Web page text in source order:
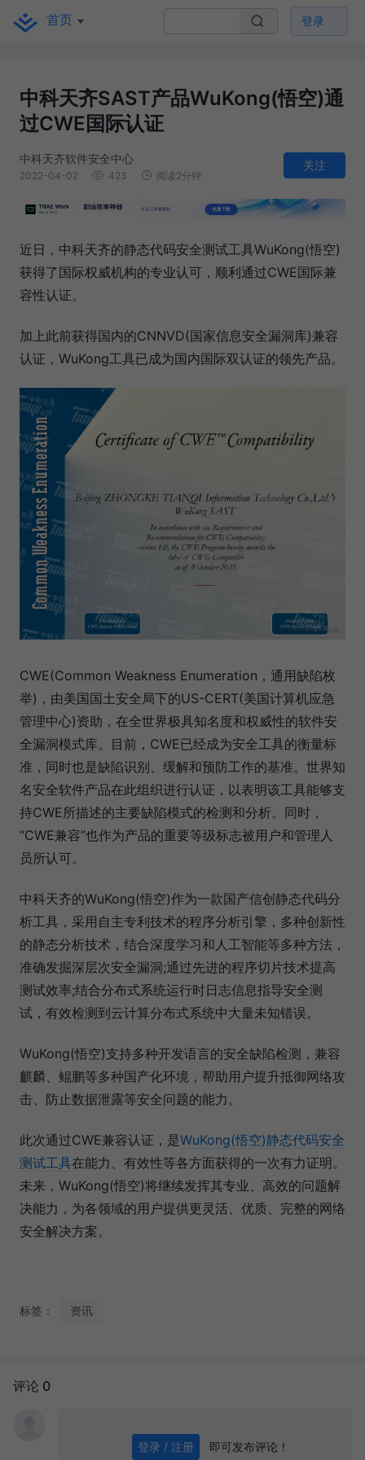
首页 登录
中科天齐SAST产品WuKong(悟空)通
过CWE国际认证
中科天齐软件安全中心
2022-04-02 423 阅读2分钟
关注
近日，中科天齐的静态代码安全测试工具WuKong(悟空)
获得了国际权威机构的专业认可，顺利通过CWE国际兼
容性认证。
加上此前获得国内的CNNVD(国家信息安全漏洞库)兼容
认证，WuKong工具已成为国内国际双认证的领先产品。
CWE(Common Weakness Enumeration，通用缺陷枚
举)，由美国国土安全局下的US-CERT(美国计算机应急
管理中心)资助，在全世界极具知名度和权威性的软件安
全漏洞模式库。目前，CWE已经成为安全工具的衡量标
准，同时也是缺陷识别、缓解和预防工作的基准。世界知
名安全软件产品在此组织进行认证，以表明该工具能够支
持CWE所描述的主要缺陷模式的检测和分析。同时，
“CWE兼容”也作为产品的重要等级标志被用户和管理人
员所认可。
中科天齐的WuKong(悟空)作为一款国产信创静态代码分
析工具，采用自主专利技术的程序分析引擎，多种创新性
的静态分析技术，结合深度学习和人工智能等多种方法，
准确发掘深层次安全漏洞;通过先进的程序切片技术提高
测试效率;结合分布式系统运行时日志信息指导安全测
试，有效检测到云计算分布式系统中大量未知错误。
WuKong(悟空)支持多种开发语言的安全缺陷检测，兼容
麒麟、鲲鹏等多种国产化环境，帮助用户提升抵御网络攻
击、防止数据泄露等安全问题的能力。
此次通过CWE兼容认证，是WuKong(悟空)静态代码安全
测试工具在能力、有效性等各方面获得的一次有力证明。
未来，WuKong(悟空)将继续发挥其专业、高效的问题解
决能力，为各领域的用户提供更灵活、优质、完整的网络
安全解决方案。
标签： 资讯
评论 0
登录 / 注册 即可发布评论！